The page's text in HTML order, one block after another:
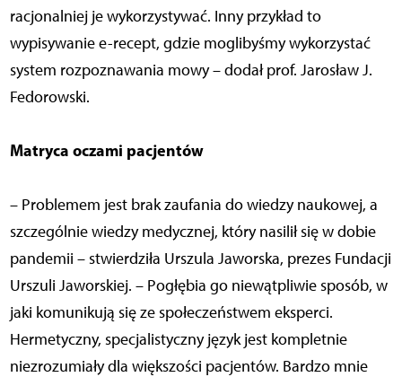
racjonalniej je wykorzystywać. Inny przykład to
wypisywanie e-recept, gdzie moglibyśmy wykorzystać
system rozpoznawania mowy – dodał prof. Jarosław J.
Fedorowski.
Matryca oczami pacjentów
– Problemem jest brak zaufania do wiedzy naukowej, a
szczególnie wiedzy medycznej, który nasilił się w dobie
pandemii – stwierdziła Urszula Jaworska, prezes Fundacji
Urszuli Jaworskiej. – Pogłębia go niewątpliwie sposób, w
jaki komunikują się ze społeczeństwem eksperci.
Hermetyczny, specjalistyczny język jest kompletnie
niezrozumiały dla większości pacjentów. Bardzo mnie